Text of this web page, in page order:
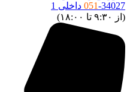
051داخلی 1
تا ۱۸:۰۰)